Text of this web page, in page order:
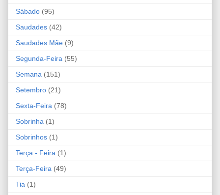
Sábado (95)
Saudades (42)
Saudades Mãe (9)
Segunda-Feira (55)
Semana (151)
Setembro (21)
Sexta-Feira (78)
Sobrinha (1)
Sobrinhos (1)
Terça - Feira (1)
Terça-Feira (49)
Tia (1)